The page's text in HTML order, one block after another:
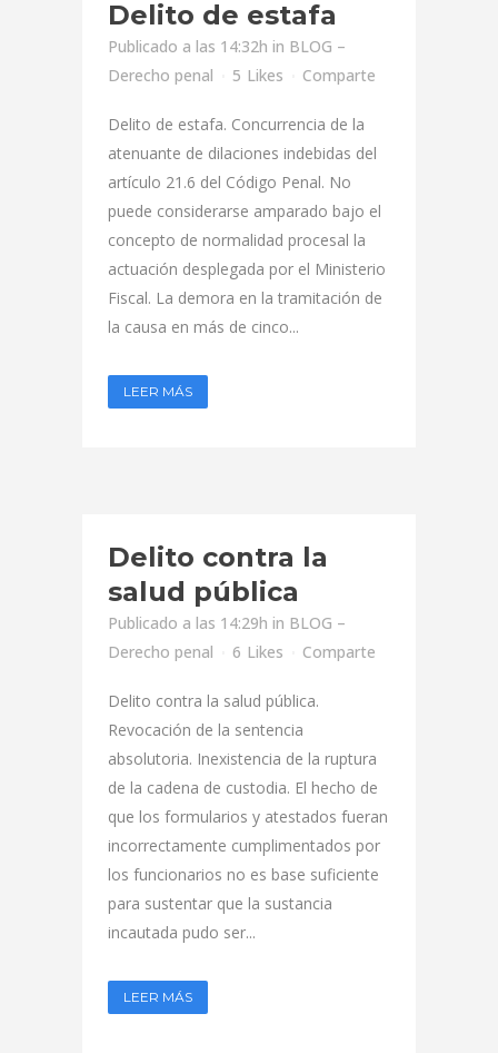
Delito de estafa
Publicado a las 14:32h in BLOG –
Derecho penal
5 Likes Comparte
Delito de estafa. Concurrencia de la
atenuante de dilaciones indebidas del
artículo 21.6 del Código Penal. No
puede considerarse amparado bajo el
concepto de normalidad procesal la
actuación desplegada por el Ministerio
Fiscal. La demora en la tramitación de
la causa en más de cinco...
LEER MÁS
Delito contra la
salud pública
Publicado a las 14:29h in BLOG –
Derecho penal
6 Likes Comparte
Delito contra la salud pública.
Revocación de la sentencia
absolutoria. Inexistencia de la ruptura
de la cadena de custodia. El hecho de
que los formularios y atestados fueran
incorrectamente cumplimentados por
los funcionarios no es base suficiente
para sustentar que la sustancia
incautada pudo ser...
LEER MÁS